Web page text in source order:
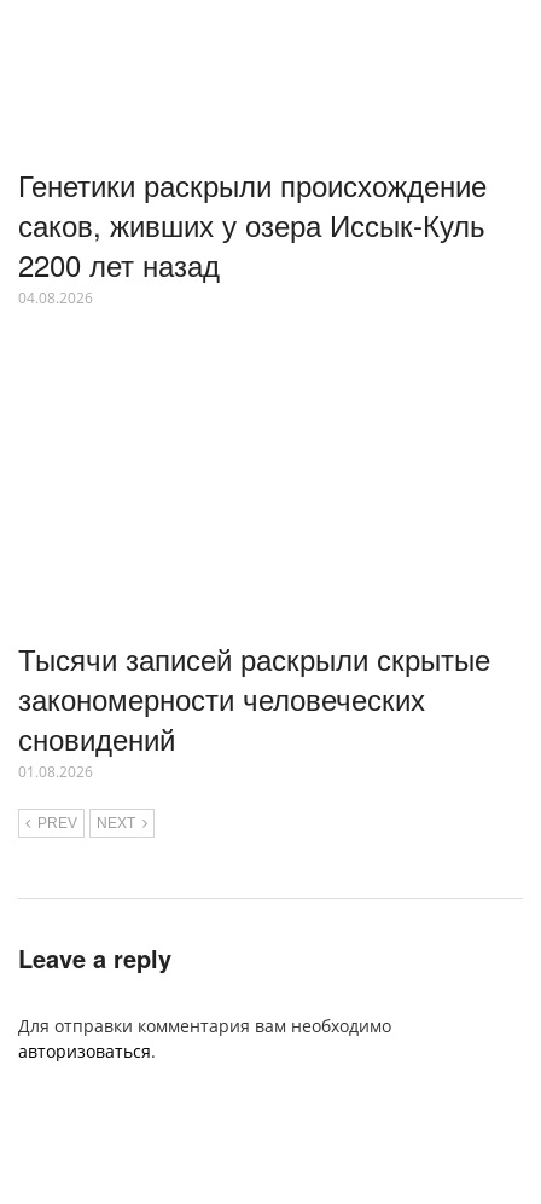
Генетики раскрыли происхождение
саков, живших у озера Иссык-Куль
2200 лет назад
04.08.2026
Тысячи записей раскрыли скрытые
закономерности человеческих
сновидений
01.08.2026
PREV NEXT
Leave a reply
Для отправки комментария вам необходимо
авторизоваться.